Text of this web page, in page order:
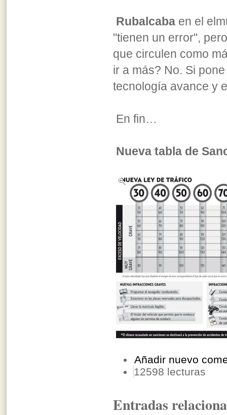
Rubalcaba en el
"tienen un error",
que circulen como
ir a más? No. Si
tecnología avance y
En fin…
Nueva tabla de
Añadir nuevo
12598 lecturas
Entradas